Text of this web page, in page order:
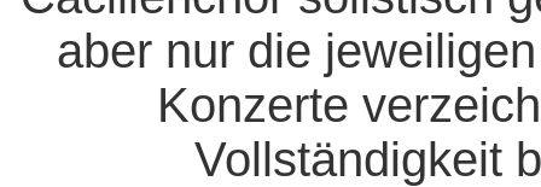
aber nur die
Konzerte
Vollständigkeit